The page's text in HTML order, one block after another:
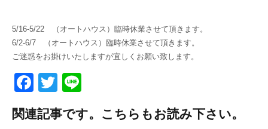
5/16-5/22 （オートハウス）臨時休業させて頂きます。
6/2-6/7 （オートハウス）臨時休業させて頂きます。
ご迷惑をお掛けいたしますが宜しくお願い致します。
F
a
c
T
tt
e
関連記事です。こちらもお読み下さい。